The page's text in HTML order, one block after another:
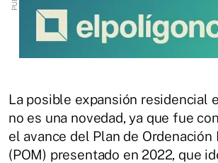
La posible expansión residencial
no es una novedad, ya que fue
el avance del Plan de Ordenación
(POM) presentado en 2022, que